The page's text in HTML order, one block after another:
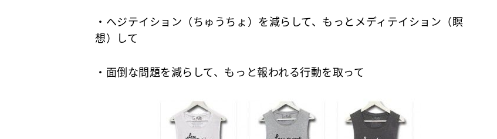
・ヘジテイション（ちゅうちょ）を減らして、もっとメディテイション（瞑
想）して
・面倒な問題を減らして、もっと報われる行動を取って